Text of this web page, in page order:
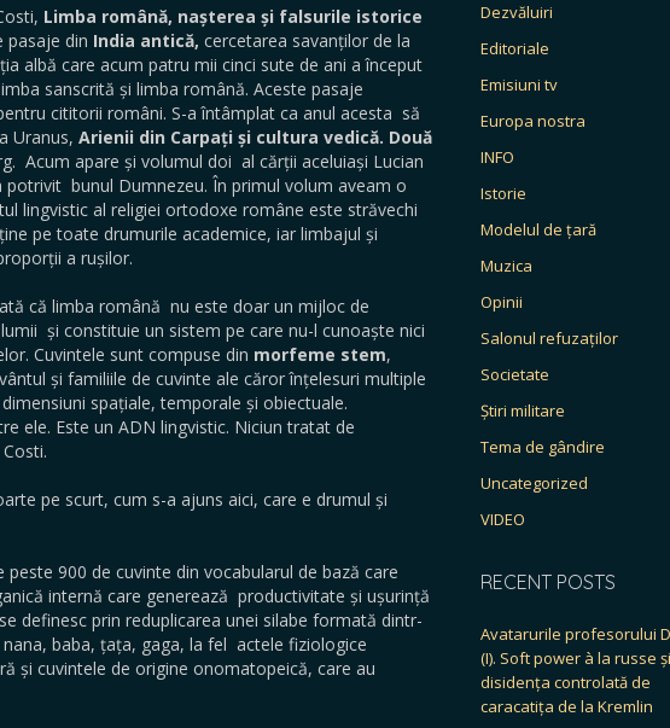
Limba română, nașterea și falsurile istorice
pasaje din India antică, cercetarea savanților de la
albă care acum patru mii cinci sute de ani a început
sanscrită și limba română. Aceste pasaje
cititorii români. S-a întâmplat ca anul acesta să
Uranus, Arienii din Carpați și cultura vedică. Două
Acum apare și volumul doi al cărții aceluiași Lucian
potrivit bunul Dumnezeu. În primul volum aveam o
lingvistic al religiei ortodoxe române este străvechi
pe toate drumurile academice, iar limbajul și
a rușilor.
că limba română nu este doar un mijloc de
și constituie un sistem pe care nu-l cunoaște nici
Cuvintele sunt compuse din morfeme stem,
și familiile de cuvinte ale căror înțelesuri multiple
spațiale, temporale și obiectuale.
ele. Este un ADN lingvistic. Niciun tratat de
pe scurt, cum s-a ajuns aici, care e drumul și
peste 900 de cuvinte din vocabularul de bază care
internă care generează productivitate și ușurință
definesc prin reduplicarea unei silabe formată dintr-
baba, țața, gaga, la fel actele fiziologice
și cuvintele de origine onomatopeică, care au
Dezvăluiri
Editoriale
Emisiuni tv
Europa nostra
INFO
Istorie
Modelul de țară
Muzica
Opinii
Salonul refuzaților
Societate
Știri militare
Tema de gândire
Uncategorized
VIDEO
RECENT POSTS
Avatarurile profesorului
(I). Soft power à la russe și
disidența controlată de
caracatița de la Kremlin